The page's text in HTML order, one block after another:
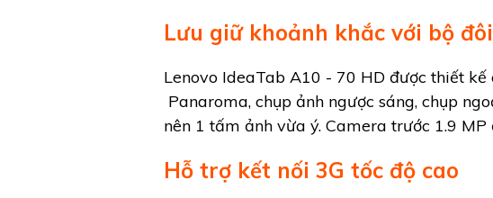
Lưu giữ khoảnh khắc với bộ
Lenovo IdeaTab A10 - 70 HD được thiết
Panaroma, chụp ảnh ngược sáng, chụp
nên 1 tấm ảnh vừa ý. Camera trước 1.9
Hỗ trợ kết nối 3G tốc độ cao